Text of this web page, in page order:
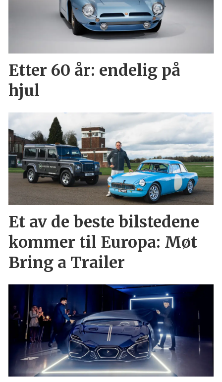
Etter 60 år: endelig på
hjul
Et av de beste bilstedene
kommer til Europa: Møt
Bring a Trailer